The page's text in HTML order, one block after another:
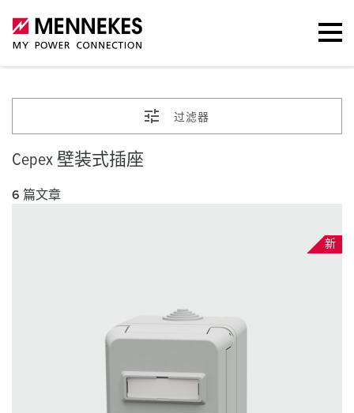
过滤器
Cepex 壁装式插座
6 篇文章
新